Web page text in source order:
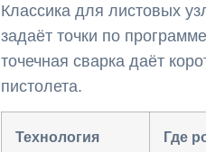
Классика для листовых
задаёт точки по
точечная сварка даёт
пистолета.
Технология Где